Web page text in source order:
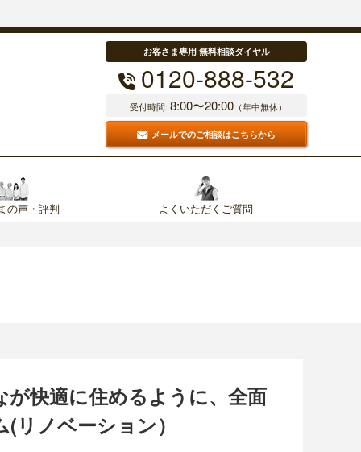
お客さま専用 無料相談ダイヤル
0120-888-532
受付時間: 8:00〜20:00 （年中無休）
メールでのご相談はこちらから
の声・評判 よくいただくご質問
が快適に住めるように、全面
リノベーション）